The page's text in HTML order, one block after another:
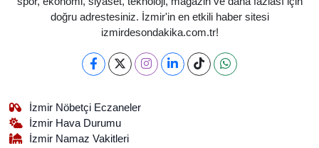
doğru adrestesiniz. İzmir'in en etkili haber sitesi
izmirdesondakika.com.tr!
İzmir Nöbetçi Eczaneler
İzmir Hava Durumu
İzmir Namaz Vakitleri